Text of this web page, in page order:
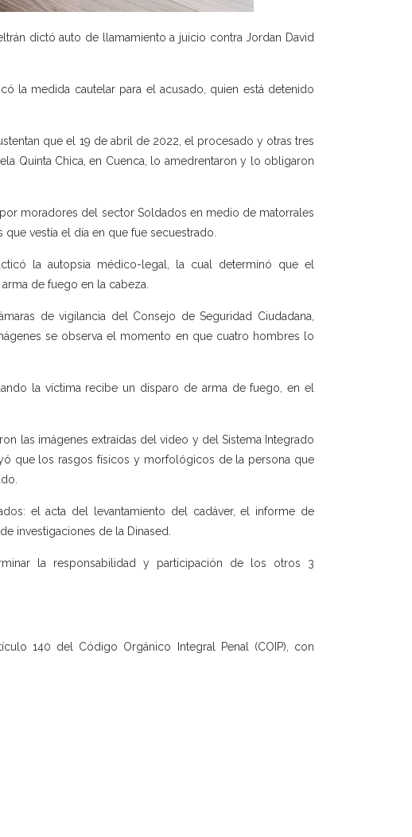
dictó auto de llamamiento a juicio contra Jordan David
la medida cautelar para el acusado, quien está detenido
que el 19 de abril de 2022, el procesado y otras tres
Quinta Chica, en Cuenca, lo amedrentaron y lo obligaron
moradores del sector Soldados en medio de matorrales
vestía el día en que fue secuestrado.
la autopsia médico-legal, la cual determinó que el
de fuego en la cabeza.
de vigilancia del Consejo de Seguridad Ciudadana,
se observa el momento en que cuatro hombres lo
la víctima recibe un disparo de arma de fuego, en el
las imágenes extraídas del video y del Sistema Integrado
que los rasgos físicos y morfológicos de la persona que
el acta del levantamiento del cadáver, el informe de
investigaciones de la Dinased.
la responsabilidad y participación de los otros 3
140 del Código Orgánico Integral Penal (COIP), con